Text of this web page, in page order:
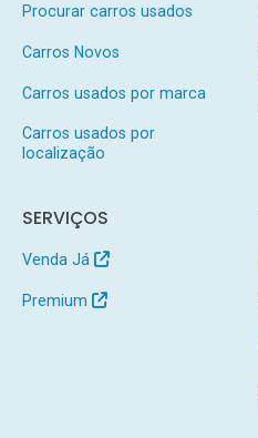
Procurar carros usados
Carros Novos
Carros usados por marca
Carros usados por
localização
SERVIÇOS
Venda Já
Premium